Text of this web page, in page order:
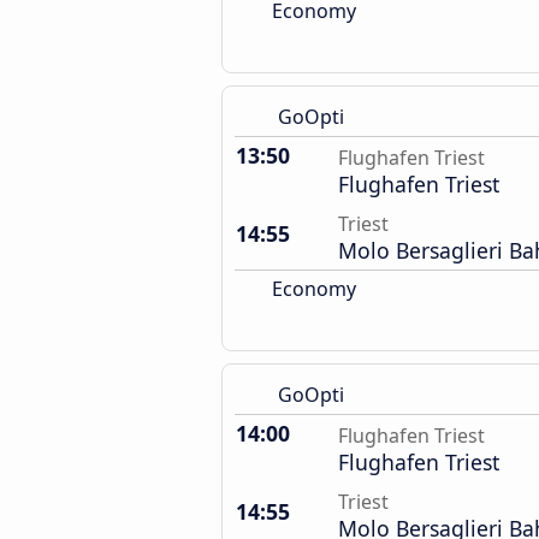
Economy
GoOpti
13:50 Flughafen Triest
Flughafen Triest
14:55
Triest
Molo Bersaglieri
Economy
GoOpti
14:00 Flughafen Triest
Flughafen Triest
14:55
Triest
Molo Bersaglieri